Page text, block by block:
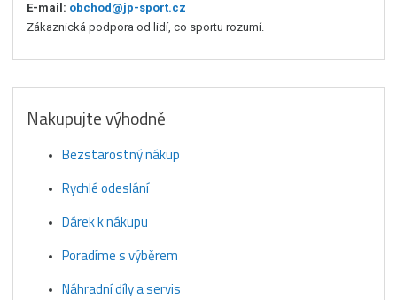
E-mail: obchod@jp-sport.cz
Zákaznická podpora od lidí, co sportu rozumí.
Nakupujte výhodně
Bezstarostný nákup
Rychlé odeslání
Dárek k nákupu
Poradíme s výběrem
Náhradní díly a servis